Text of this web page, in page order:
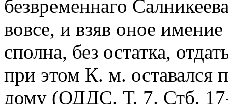
безвременнаго
вовсе, и взяв оное
сполна, без остатка,
при этом К. м. оставался
дому (ОДДС. Т. 7. Стб.